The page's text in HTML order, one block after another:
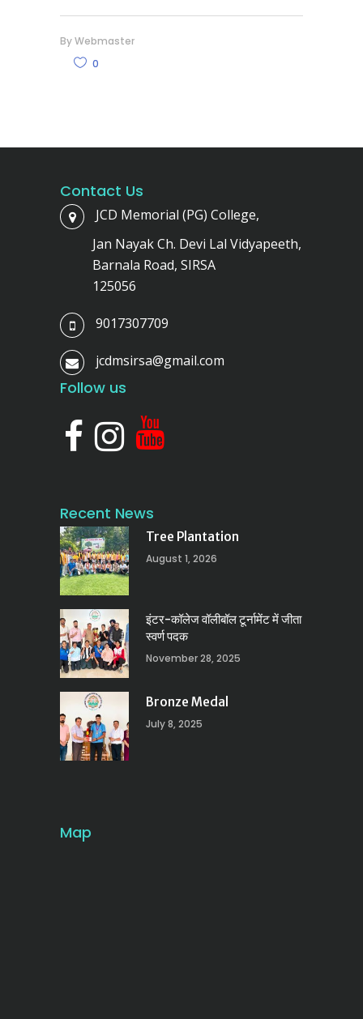
ByWebmaster
0
Contact Us
JCD Memorial (PG) College,
Jan Nayak Ch. Devi Lal Vidyapeeth,
Barnala Road, SIRSA
125056
9017307709
jcdmsirsa@gmail.com
Follow us
Recent News
Tree Plantation
August 1, 2026
इंटर-कॉलेज वॉलीबॉल टूर्नामेंट में जीता
स्वर्ण पदक
November 28, 2025
Bronze Medal
July 8, 2025
Map